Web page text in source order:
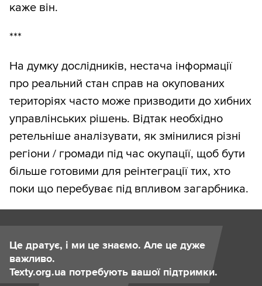
каже він.
***
На думку дослідників, нестача інформації
про реальний стан справ на окупованих
територіях часто може призводити до хибних
управлінських рішень. Відтак необхідно
ретельніше аналізувати, як змінилися різні
регіони / громади під час окупації, щоб бути
більше готовими для реінтеграції тих, хто
поки що перебуває під впливом загарбника.
Це дратує, і ми це знаємо. Але це дуже
важливо.
Texty.org.ua потребують вашої підтримки.